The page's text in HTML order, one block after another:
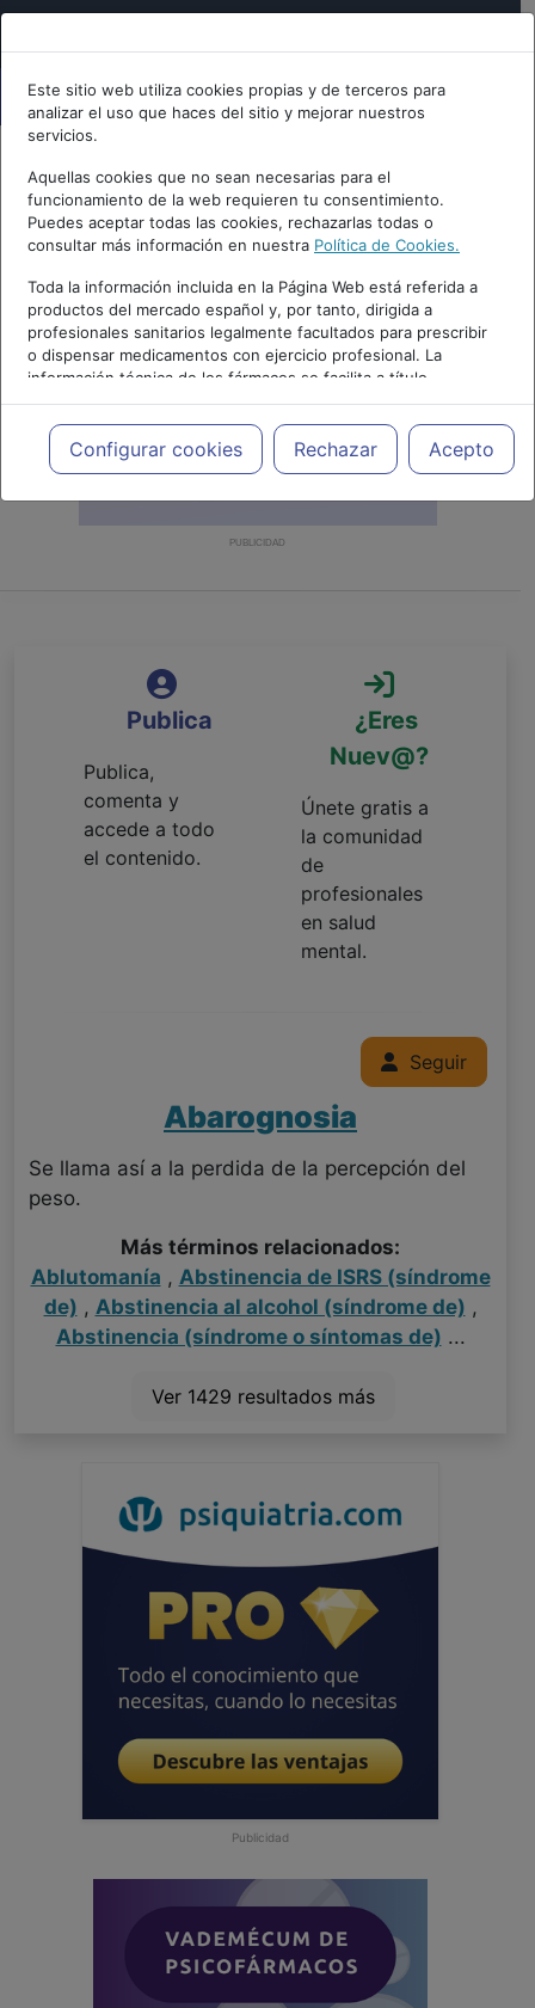
Este sitio web utiliza cookies propias y de terceros para
analizar el uso que haces del sitio y mejorar nuestros
servicios.
Aquellas cookies que no sean necesarias para el
funcionamiento de la web requieren tu consentimiento.
Puedes aceptar todas las cookies, rechazarlas todas o
consultar más información en nuestra Política de Cookies.
Toda la información incluida en la Página Web está referida a
productos del mercado español y, por tanto, dirigida a
profesionales sanitarios legalmente facultados para prescribir
o dispensar medicamentos con ejercicio profesional. La
información técnica de los fármacos se facilita a título
meramente informativo, siendo responsabilidad de los
profesionales facultados prescribir medicamentos y decidir, en
cada caso concreto, el tratamiento más adecuado a las
necesidades del paciente.
Configurar cookies Rechazar Acepto
PUBLICIDAD
Publica
Publica,
comenta y
accede a todo
el contenido.
¿Eres
Nuev@?
Únete gratis a
la comunidad
de
profesionales
en salud
mental.
Seguir
Abarognosia
Se llama así a la perdida de la percepción del
peso.
Más términos relacionados:
Ablutomanía , Abstinencia de ISRS (síndrome
de) , Abstinencia al alcohol (síndrome de) ,
Abstinencia (síndrome o síntomas de) ...
Ver 1429 resultados más
Publicidad